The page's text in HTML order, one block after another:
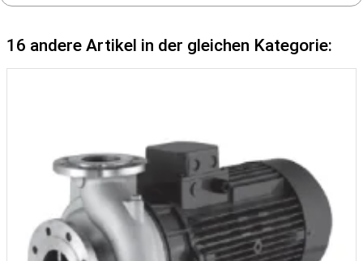
16 andere Artikel in der gleichen Kategorie: